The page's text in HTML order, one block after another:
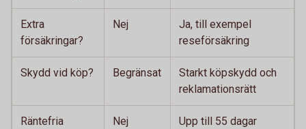
Extra
försäkringar?
Nej
Ja, till exempel
reseförsäkring
Skydd vid köp? Begränsat
Starkt köpskydd och
reklamationsrätt
Räntefria
Nej Upp till 55 dagar